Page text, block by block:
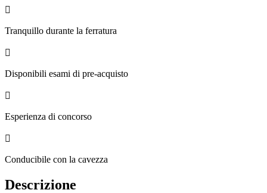

Tranquillo durante la ferratura

Disponibili esami di pre-acquisto

Esperienza di concorso

Conducibile con la cavezza
Descrizione